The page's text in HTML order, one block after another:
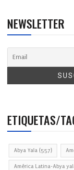
NEWSLETTER
ETIQUETAS/
Abya Yala (557)
América Latina-Abya